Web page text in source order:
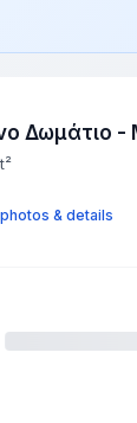
Δωμάτιο
& details